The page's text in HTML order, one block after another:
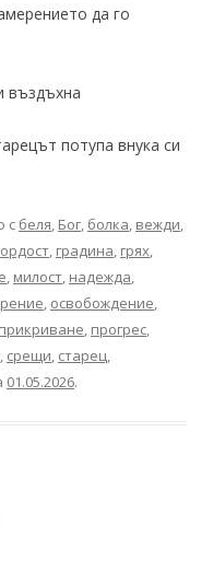
да го
въздъхна
потупа внука си
с беля, Бог, болка, вежди,
, градина, грях,
, милост, надежда,
, освобождение,
прикриване, прогрес,
, срещи, старец,
01.05.2026.